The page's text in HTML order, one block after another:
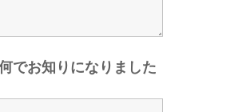
でお知りになりました